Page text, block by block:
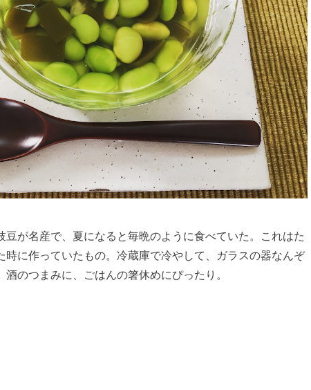
豆が名産で、夏になると毎晩のように食べていた。これはた
時に作っていたもの。冷蔵庫で冷やして、ガラスの器なんぞ
のつまみに、ごはんの箸休めにぴったり。